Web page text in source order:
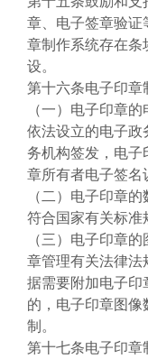
章、电子签章验
章制作系统存在
设。
第十六条电子印章
（一）电子印章
依法设立的电子
务机构签发，电
章所有者电子签名
（二）电子印章
符合国家有关标准
（三）电子印章
章管理有关法律
据需要附加电子
的，电子印章图
制。
第十七条电子印